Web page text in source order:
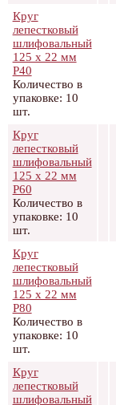
Круг
лепестковый
шлифовальный
125 х 22 мм
Р40
Количество в
упаковке: 10
шт.
Круг
лепестковый
шлифовальный
125 х 22 мм
Р60
Количество в
упаковке: 10
шт.
Круг
лепестковый
шлифовальный
125 х 22 мм
Р80
Количество в
упаковке: 10
шт.
Круг
лепестковый
шлифовальный